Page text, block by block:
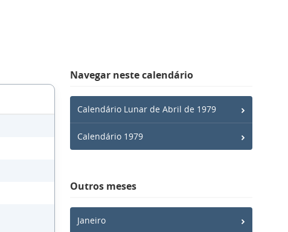
Navegar neste calendário
Calendário Lunar de Abril de 1979
Calendário 1979
Outros meses
Janeiro